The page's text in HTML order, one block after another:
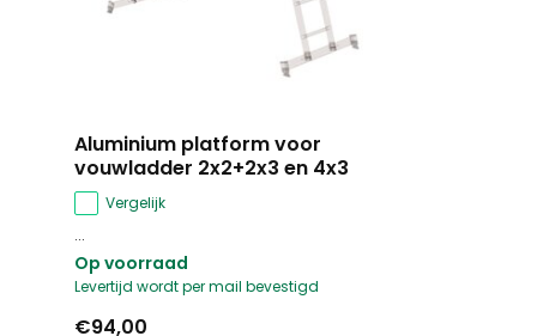
Aluminium platform voor
vouwladder 2x2+2x3 en 4x3
Vergelijk
...
Op voorraad
Levertijd wordt per mail bevestigd
€94,00